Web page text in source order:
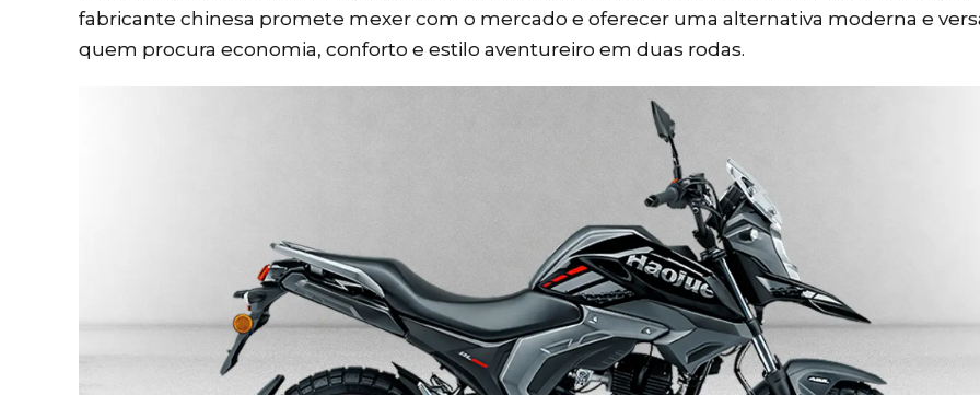
fabricante chinesa promete mexer com o mercado e oferecer uma alternativa moderna e
quem procura economia, conforto e estilo aventureiro em duas rodas.